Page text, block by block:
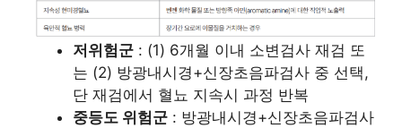
저위험군 : (1) 6개월 이내 소변검사 재검 또
는 (2) 방광내시경+신장초음파검사 중 선택,
단 재검에서 혈뇨 지속시 과정 반복
중등도 위험군 : 방광내시경+신장초음파검사